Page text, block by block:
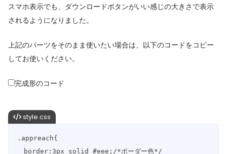
スマホ表示でも、ダウンロードボタンがいい感じの大きさで表示
されるようになりました。
上記のパーツをそのまま使いたい場合は、以下のコードをコピー
してお使いください。
完成形のコード
style.css
.appreach{